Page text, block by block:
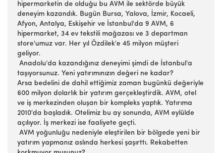
hipermarketin de olduğu bu AVM ile sektörde büyük
deneyim kazandık. Bugün Bursa, Yalova, İzmir, Kocaeli,
Afyon, Antalya, Eskişehir ve İstanbul'da 9 AVM, 6
hipermarket, 34 ev tekstili mağazası ve 3 departman
store'umuz var. Her yıl Özdilek'e 45 milyon müşteri
geliyor.
Anadolu'da kazandığınız deneyimi şimdi de İstanbul'a
taşıyorsunuz. Yeni yatırımınızın değeri ne kadar?
Arsa bedelini de dahil ettiğimiz zaman bugünkü değeriyle
600 milyon dolarlık bir yatırım gerçekleştirdik. AVM, otel
ve iş merkezinden oluşan bir kompleks yaptık. Yatırıma
2010'da başladık. Otelimiz bu ay sonunda, AVM eylülde
açılıyor. İş merkezi ise faaliyete geçti.
AVM yoğunluğu nedeniyle eleştirilen bir bölgede yeni bir
yatırım yapmanız aslında herkesi şaşırttı. Rekabetten